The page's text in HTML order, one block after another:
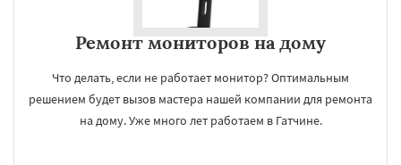
Ремонт мониторов на дому
Что делать, если не работает монитор? Оптимальным
решением будет вызов мастера нашей компании для ремонта
на дому. Уже много лет работаем в Гатчине.